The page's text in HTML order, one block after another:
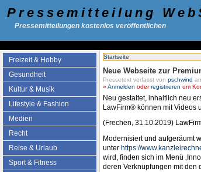
Pressemitteilung
Pressemitteilungen kostenlos veröffentlichen
Freizeit & Hobby
Gesundheit
Kultur & Musik
Lifestyle & Fashion
Medien
Recht
Reise & Urlaub
Sport & Fitness
Startseite
Neue Webseite zur
Pressetext verfasst von pschwind
» Anmelden oderregistrieren um
Neu gestaltet, inhaltlich neu
LawFirm® können mit Videos
(Frechen, 31.10.2019)
Modernisiert und aufgeräumt
unter https://
wird, finden sich im Menü
deren Verknüpfungen mit den